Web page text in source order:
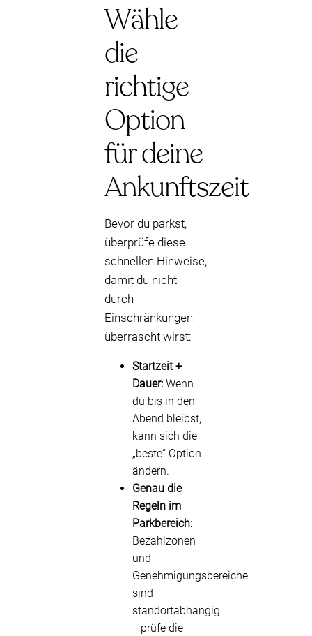
Wähle
die
richtige
Option
für deine
Ankunftszeit
Bevor du parkst,
überprüfe diese
schnellen Hinweise,
damit du nicht
durch
Einschränkungen
überrascht wirst:
Startzeit +
Dauer: Wenn
du bis in den
Abend bleibst,
kann sich die
„beste“ Option
ändern.
Genau die
Regeln im
Parkbereich:
Bezahlzonen
und
Genehmigungsbereiche
sind
standortabhängig
—prüfe die